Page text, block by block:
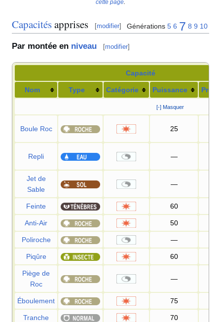
cette page
Capacitésapprises [modifier] Générations 5 6 7 8 9 10
Par montée en niveau [modifier]
Capacité
Nom Type Catégorie Puissance
[-] Masquer
Boule Roc 25
Repli —
Jet de
Sable
—
Feinte 60
Anti-Air 50
Poliroche —
Piqûre 60
Piège de
Roc
—
Éboulement 75
Tranche 70